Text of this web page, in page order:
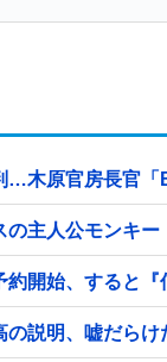
…木原官房長官「
の主人公モンキ
約開始、すると
の説明、嘘だら